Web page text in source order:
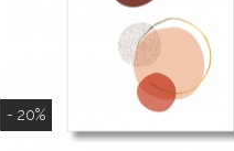
- 20%